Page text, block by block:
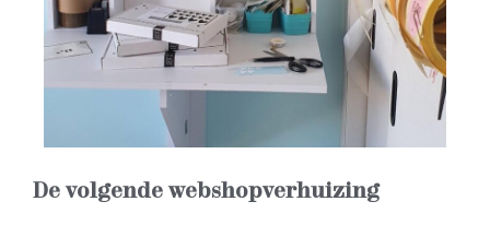
De volgende webshopverhuizing